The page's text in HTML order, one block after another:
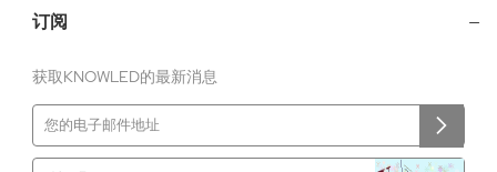
订阅
获取KNOWLED的最新消息